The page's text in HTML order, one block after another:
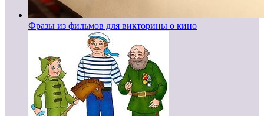
Фразы из фильмов для викторины о кино